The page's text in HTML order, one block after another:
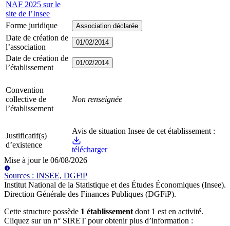
NAF 2025 sur le
site de l’Insee
Forme juridique Association déclarée
Date de création de
l’association
01/02/2014
Date de création de
l’établissement
01/02/2014
Convention
collective de
l’établissement
Non renseignée
Justificatif(s)
d’existence
Avis de situation Insee de cet établissement :
télécharger
Mise à jour le 06/08/2026
Sources : INSEE, DGFiP
Institut National de la Statistique et des Études Économiques (Insee).
Direction Générale des Finances Publiques (DGFiP).
Cette structure possède 1 établissement dont 1 est en activité.
Cliquez sur un n° SIRET pour obtenir plus d’information :